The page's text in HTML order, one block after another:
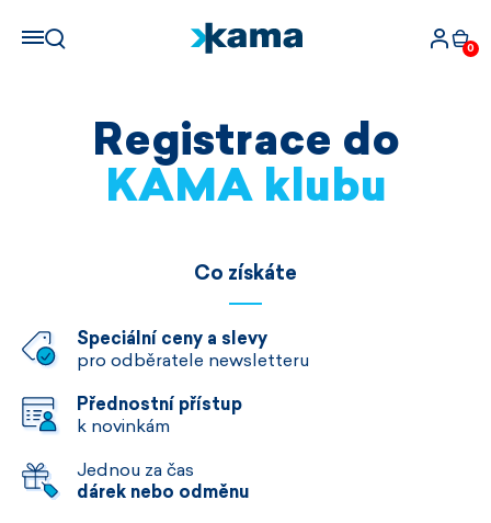
0
Registrace do
KAMA klubu
Co získáte
Speciální ceny a slevy
pro odběratele newsletteru
Přednostní přístup
k novinkám
Jednou za čas
dárek nebo odměnu